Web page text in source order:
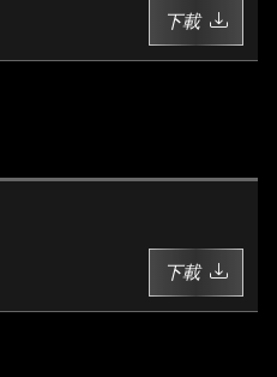
下載
下載